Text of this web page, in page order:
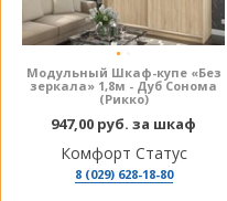
Модульный Шкаф-купе «Без
зеркала» 1,8м - Дуб Сонома
(Рикко)
947,00 руб. за шкаф
Комфорт Статус
8 (029) 628-18-80